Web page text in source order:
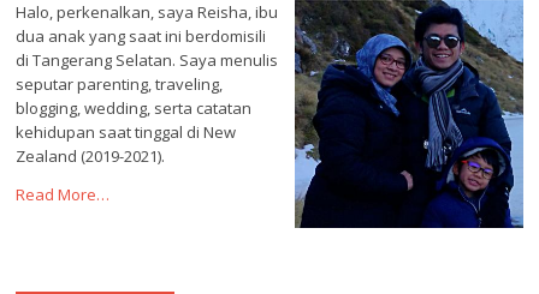
Halo, perkenalkan, saya Reisha, ibu
dua anak yang saat ini berdomisili
di Tangerang Selatan. Saya menulis
seputar parenting, traveling,
blogging, wedding, serta catatan
kehidupan saat tinggal di New
Zealand (2019-2021).
Read More…